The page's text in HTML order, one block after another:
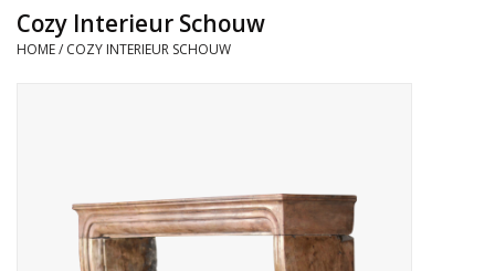
Toebehoren
Antiquiteiten en Vintage
Objecten
Cozy Interieur Schouw
HOME/ COZY INTERIEUR SCHOUW